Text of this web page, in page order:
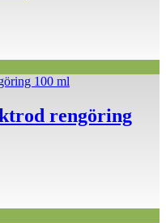
rengöring